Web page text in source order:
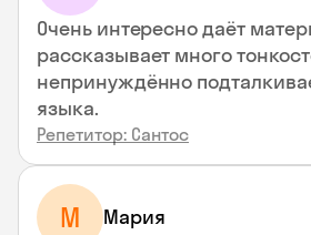
Очень интересно даёт
рассказывает много
непринуждённо
языка.
Репетитор: Сантос
М Мария